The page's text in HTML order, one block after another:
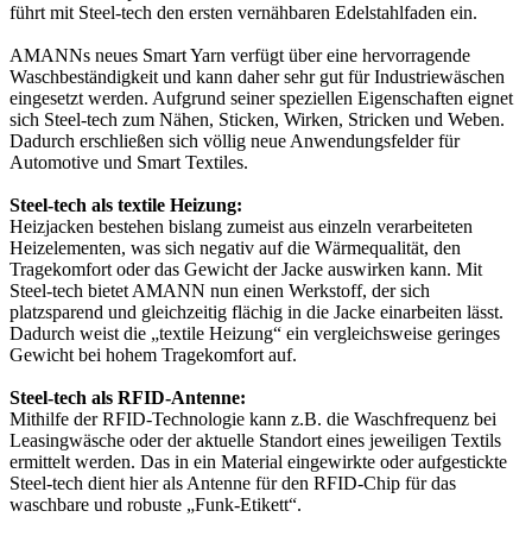
führt mit Steel-tech den ersten vernähbaren Edelstahlfaden ein.
AMANNs neues Smart Yarn verfügt über eine hervorragende
Waschbeständigkeit und kann daher sehr gut für Industriewäschen
eingesetzt werden. Aufgrund seiner speziellen Eigenschaften eignet
sich Steel-tech zum Nähen, Sticken, Wirken, Stricken und Weben.
Dadurch erschließen sich völlig neue Anwendungsfelder für
Automotive und Smart Textiles.
Steel-tech als textile Heizung:
Heizjacken bestehen bislang zumeist aus einzeln verarbeiteten
Heizelementen, was sich negativ auf die Wärmequalität, den
Tragekomfort oder das Gewicht der Jacke auswirken kann. Mit
Steel-tech bietet AMANN nun einen Werkstoff, der sich
platzsparend und gleichzeitig flächig in die Jacke einarbeiten lässt.
Dadurch weist die „textile Heizung“ ein vergleichsweise geringes
Gewicht bei hohem Tragekomfort auf.
Steel-tech als RFID-Antenne:
Mithilfe der RFID-Technologie kann z.B. die Waschfrequenz bei
Leasingwäsche oder der aktuelle Standort eines jeweiligen Textils
ermittelt werden. Das in ein Material eingewirkte oder aufgestickte
Steel-tech dient hier als Antenne für den RFID-Chip für das
waschbare und robuste „Funk-Etikett“.